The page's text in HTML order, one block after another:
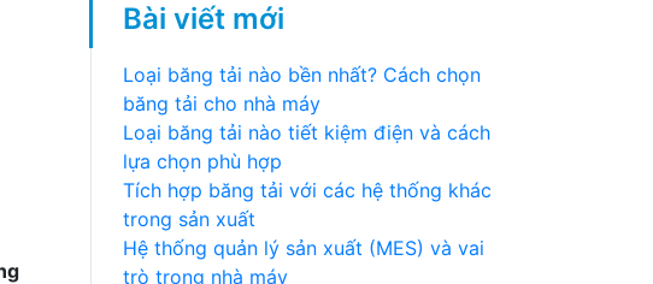
Bài viết mới
Loại băng tải nào bền nhất? Cách chọn
băng tải cho nhà máy
Loại băng tải nào tiết kiệm điện và cách
lựa chọn phù hợp
Tích hợp băng tải với các hệ thống khác
trong sản xuất
Hệ thống quản lý sản xuất (MES) và vai
trò trong nhà máy